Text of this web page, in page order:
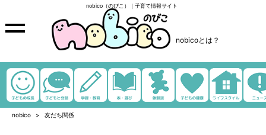
nobico（のびこ）｜子育て情報サイト
nobicoとは？
nobico 友だち関係